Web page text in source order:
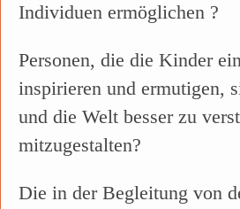
Individuen ermöglichen ?
Personen, die die Kinder
inspirieren und ermutigen,
und die Welt besser zu
mitzugestalten?
Die in der Begleitung von